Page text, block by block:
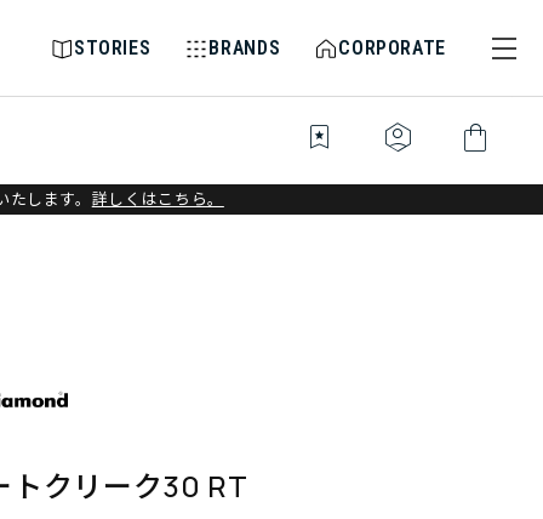
STORIES BRANDS CORPORATE
bookmark_star identity_platform shopping_bag
します。 詳しくはこちら。
トクリーク30 RT